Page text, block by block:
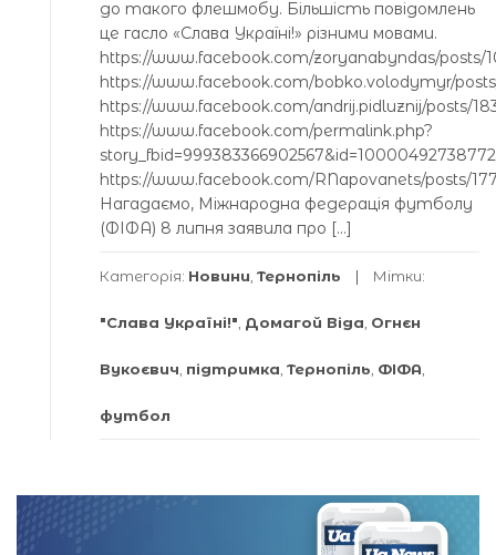
до такого флешмобу. Більшість повідомлень
це гасло «Слава Україні!» різними мовами.
https://www.facebook.com/zoryanabyndas/posts/
https://www.facebook.com/bobko.volodymyr/
https://www.facebook.com/andrij.pidluznij/posts/
https://www.facebook.com/permalink.php?
https://www.facebook.com/RNapovanets/posts/
Нагадаємо, Міжнародна федерація футболу
(ФІФА) 8 липня заявила про […]
Категорія: Новини Тернопіль Мітки:
"Слава Україні!" Домагой Віда Огнєн
Вукоєвич підтримка Тернопіль ФІФА
футбол